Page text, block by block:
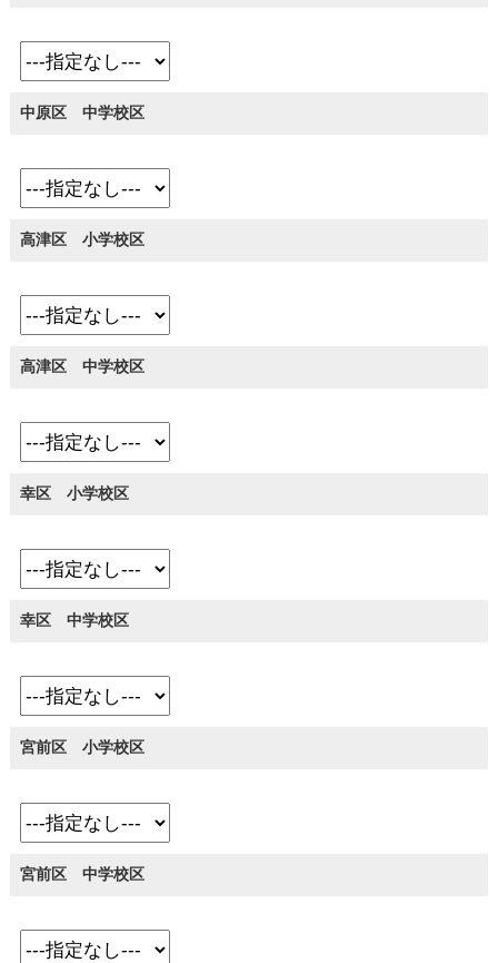
中原区 中学校区
高津区 小学校区
高津区 中学校区
幸区 小学校区
幸区 中学校区
宮前区 小学校区
宮前区 中学校区